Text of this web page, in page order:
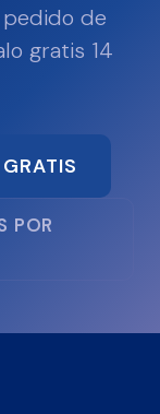
pedido de
gratis 14
POR